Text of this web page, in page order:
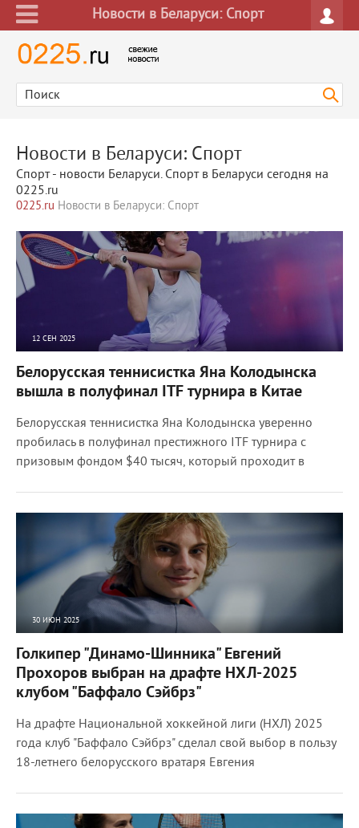
Новости в Беларуси: Спорт
Новости в Беларуси: Спорт
Спорт - новости Беларуси. Спорт в Беларуси сегодня на
0225.ru
0225.ru Новости в Беларуси: Спорт
12 СЕН 2025
Белорусская теннисистка Яна Колодынска
вышла в полуфинал ITF турнира в Китае
Белорусская теннисистка Яна Колодынска уверенно
пробилась в полуфинал престижного ITF турнира с
призовым фондом $40 тысяч, который проходит в
30 ИЮН 2025
Голкипер "Динамо-Шинника" Евгений
Прохоров выбран на драфте НХЛ-2025
клубом "Баффало Сэйбрз"
На драфте Национальной хоккейной лиги (НХЛ) 2025
года клуб "Баффало Сэйбрз" сделал свой выбор в пользу
18-летнего белорусского вратаря Евгения